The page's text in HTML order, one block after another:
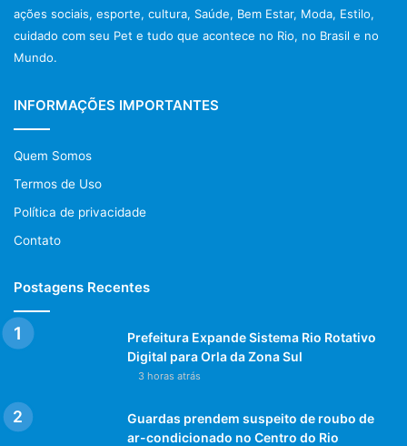
ações sociais, esporte, cultura, Saúde, Bem Estar, Moda, Estilo,
cuidado com seu Pet e tudo que acontece no Rio, no Brasil e no
Mundo.
INFORMAÇÕES IMPORTANTES
Quem Somos
Termos de Uso
Política de privacidade
Contato
Postagens Recentes
Prefeitura Expande Sistema Rio Rotativo
Digital para Orla da Zona Sul
3 horas atrás
Guardas prendem suspeito de roubo de
ar-condicionado no Centro do Rio